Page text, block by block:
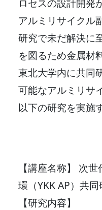
アルミリサイクル
研究で未だ解決に
を図るため金属材
東北大学内に共同
可能なアルミリサ
以下の研究を実施
【講座名称】 次
環（YKK AP）共
【研究内容】